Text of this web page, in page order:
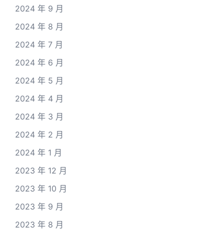
2024 年 9 月
2024 年 8 月
2024 年 7 月
2024 年 6 月
2024 年 5 月
2024 年 4 月
2024 年 3 月
2024 年 2 月
2024 年 1 月
2023 年 12 月
2023 年 10 月
2023 年 9 月
2023 年 8 月